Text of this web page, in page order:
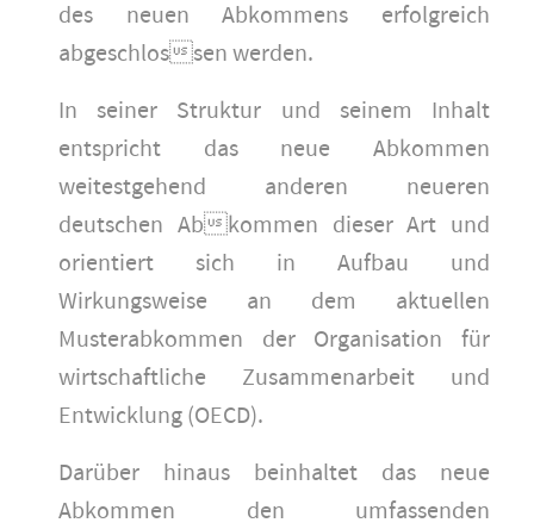
des neuen Abkommens erfolgreich
abgeschlossen werden.
In seiner Struktur und seinem Inhalt
entspricht das neue Abkommen
weitestgehend anderen neueren
deutschen Abkommen dieser Art und
orientiert sich in Aufbau und
Wirkungsweise an dem aktuellen
Musterabkommen der Organisation für
wirtschaftliche Zusammenarbeit und
Entwicklung (OECD).
Darüber hinaus beinhaltet das neue
Abkommen den umfassenden